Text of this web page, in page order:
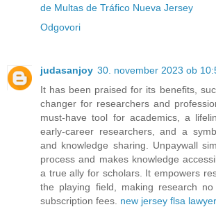
de Multas de Tráfico Nueva Jersey
Odgovori
judasanjoy 30. november 2023 ob
It has been praised for its benefits,
changer for researchers and
must-have tool for academics, a
early-career researchers, and a
and knowledge sharing. Unpaywall
process and makes knowledge
a true ally for scholars. It empowers
the playing field, making research
subscription fees. new jersey flsa lawyer